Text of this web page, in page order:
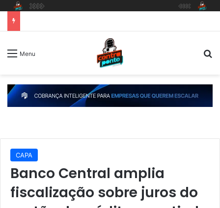
Menu
CAPA
Banco Central amplia
fiscalização sobre juros do